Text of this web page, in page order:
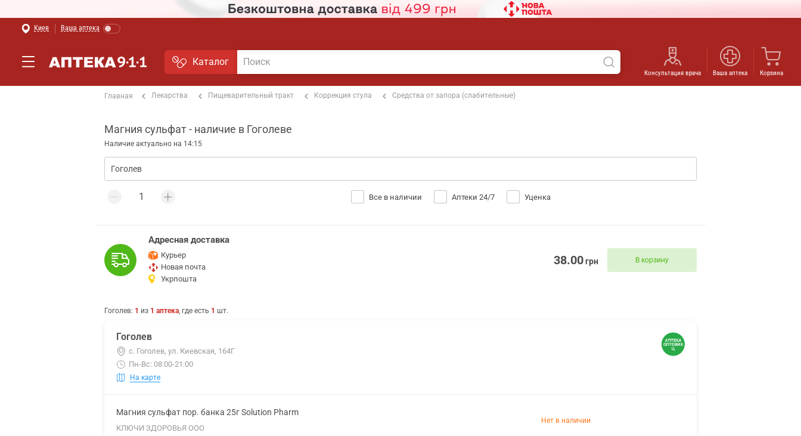
Киев Ваша аптека
Каталог
Консультация врача Ваша аптека Корзина
Главная Лекарства Пищеварительный тракт Коррекция стула Средства от запора (слабительные)
Магния сульфат - наличие в Гоголеве
Наличие актуально на 14:15
Все в наличии Аптеки 24/7 Уценка
Адресная доставка
Курьер
Новая почта
Укрпошта
38.00грн В корзину
Гоголев: 1 из 1 аптека, где есть 1 шт.
Гоголев
с. Гоголев, ул. Киевская, 164Г
Пн-Вс: 08:00-21:00
На карте
Магния сульфат пор. банка 25г Solution Pharm
КЛЮЧИ ЗДОРОВЬЯ ООО
Нет в наличии